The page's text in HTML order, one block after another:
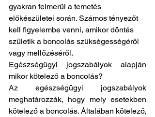
gyakran felmerül a temetés
előkészületei során. Számos tényezőt
kell figyelembe venni, amikor döntés
születik a boncolás szükségességéről
vagy mellőzéséről.
Egészségügyi jogszabályok alapján
mikor kötelező a boncolás?
Az egészségügyi jogszabályok
meghatározzák, hogy mely esetekben
kötelező a boncolás. Általában kötelező,